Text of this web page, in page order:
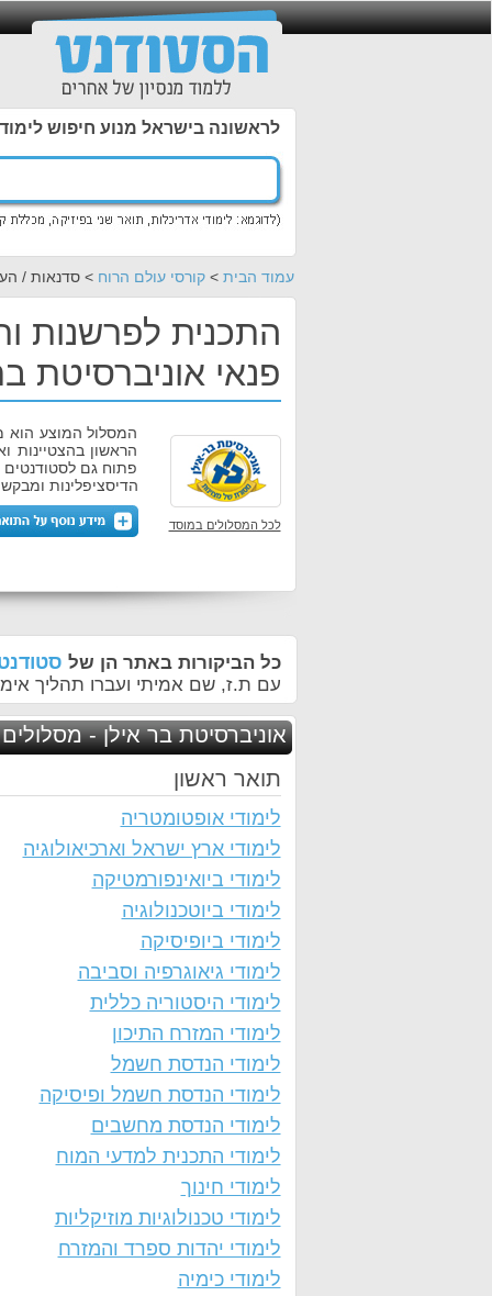
לראשונה בישראל מנוע חיפוש
עמוד הבית >קורסי עולם הרוח> סדנאות /
התכנית לפרשנות
פנאי אוניברסיטת
לכל המסלולים במוסד
המסלול המוצע הוא
הראשון בהצטיינות
פתוח גם לסטודנטים
הדיסציפלינות
כל הביקורות באתר הן של
עם ת.ז, שם אמיתי ועברו תהליך
אוניברסיטת בר אילן -
תואר ראשון
לימודי אופטומטריה
לימודי ארץ ישראל וארכיאולוגיה
לימודי ביואינפורמטיקה
לימודי ביוטכנולוגיה
לימודי ביופיסיקה
לימודי גיאוגרפיה וסביבה
לימודי היסטוריה כללית
לימודי המזרח התיכון
לימודי הנדסת חשמל
לימודי הנדסת חשמל ופיסיקה
לימודי הנדסת מחשבים
לימודי התכנית למדעי המוח
לימודי חינוך
לימודי טכנולוגיות מוזיקליות
לימודי יהדות ספרד והמזרח
לימודי כימיה